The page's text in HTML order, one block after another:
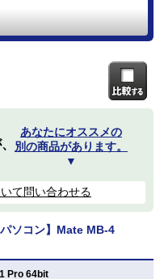
あなたにオススメの
別の商品があります。
▼
て問い合わせる
ソコン】Mate MB-4
Pro 64bit